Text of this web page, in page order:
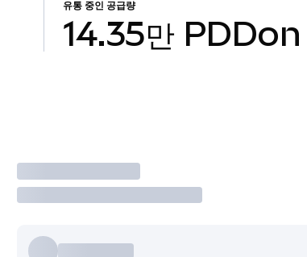
유통 중인 공급량
14.35만 PDDon
거래